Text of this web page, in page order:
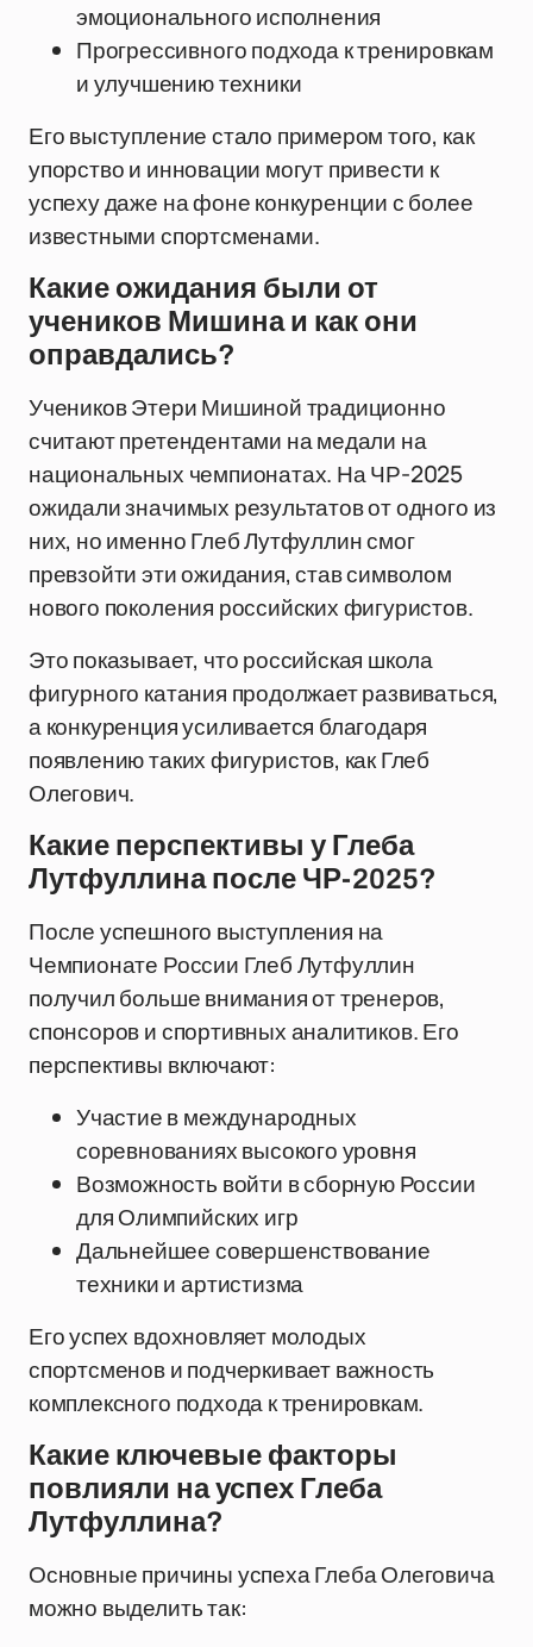
эмоционального исполнения
Прогрессивного подхода к тренировкам
и улучшению техники
Его выступление стало примером того, как
упорство и инновации могут привести к
успеху даже на фоне конкуренции с более
известными спортсменами.
Какие ожидания были от
учеников Мишина и как они
оправдались?
Учеников Этери Мишиной традиционно
считают претендентами на медали на
национальных чемпионатах. На ЧР-2025
ожидали значимых результатов от одного из
них, но именно Глеб Лутфуллин смог
превзойти эти ожидания, став символом
нового поколения российских фигуристов.
Это показывает, что российская школа
фигурного катания продолжает развиваться,
а конкуренция усиливается благодаря
появлению таких фигуристов, как Глеб
Олегович.
Какие перспективы у Глеба
Лутфуллина после ЧР-2025?
После успешного выступления на
Чемпионате России Глеб Лутфуллин
получил больше внимания от тренеров,
спонсоров и спортивных аналитиков. Его
перспективы включают:
Участие в международных
соревнованиях высокого уровня
Возможность войти в сборную России
для Олимпийских игр
Дальнейшее совершенствование
техники и артистизма
Его успех вдохновляет молодых
спортсменов и подчеркивает важность
комплексного подхода к тренировкам.
Какие ключевые факторы
повлияли на успех Глеба
Лутфуллина?
Основные причины успеха Глеба Олеговича
можно выделить так: